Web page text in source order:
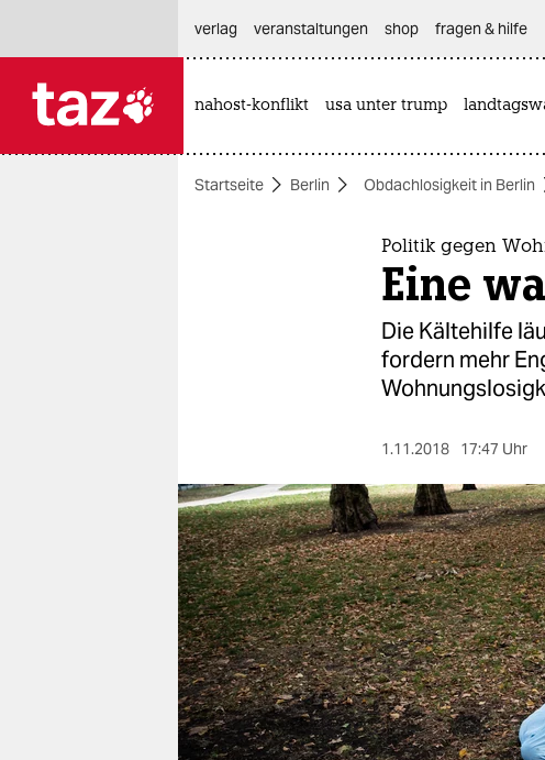
themen
berlin
nord
wahrheit
verlag
verlag
veranstaltungen
verlag
veranstaltungen shop fragen & hilfe
nahost-konflikt usa unter trump
Startseite Berlin Obdachlosigkeit in Berlin
Politik gegen
Eine
Die Kältehilfe
fordern mehr
1.11.2018 17:47 Uhr